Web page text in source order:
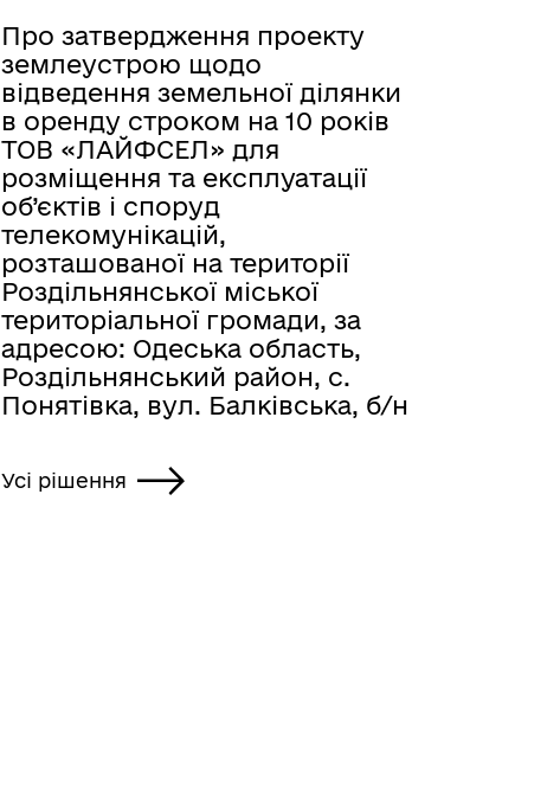
Про затвердження проекту
землеустрою щодо
відведення земельної ділянки
в оренду строком на 10 років
ТОВ «ЛАЙФСЕЛ» для
розміщення та експлуатації
об’єктів і споруд
телекомунікацій,
розташованої на території
Роздільнянської міської
територіальної громади, за
адресою: Одеська область,
Роздільнянський район, с.
Понятівка, вул. Балківська, б/н
Усі рішення